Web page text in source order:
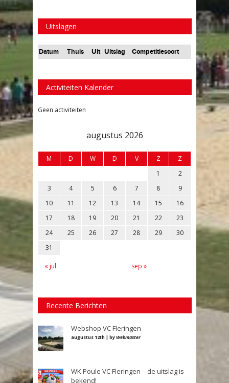
Uitslagen
Datum Thuis Uit Uitslag Competitiesoort
Activiteiten Kalender
Geen activiteiten
augustus 2026
M D W D V Z
Z
1
2
3
4 5 6 7 8
9
10
11 12 13 14 15
16
17
18 19 20 21 22
23
24
25 26 27 28 29
30
31
« jul sep »
Recente Berichten
Webshop VC Fleringen
augustus 12th | byWebmaster
WK Poule VC Fleringen – de uitslag is
bekend!